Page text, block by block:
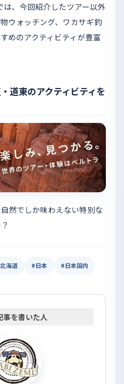
は、今回紹介したツアー以外
ウォッチング、ワカサギ釣
めのアクティビティが豊富
道東のアクティビティを
然でしか味わえない特別な
海道 #日本 #日本国内
事を書いた人